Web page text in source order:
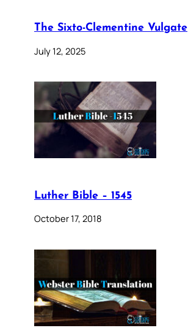
The Sixto-Clementine Vulgate
July 12, 2025
Luther Bible – 1545
October 17, 2018